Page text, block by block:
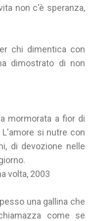
non c'è speranza,
chi dimentica con
dimostrato di non
mormorata a fior di
L'amore si nutre con
di devozione nelle
volta, 2003
una gallina che
come se